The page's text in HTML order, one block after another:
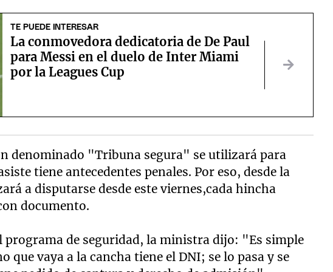
TE PUEDE INTERESAR
La conmovedora dedicatoria de De Paul
para Messi en el duelo de Inter Miami
por la Leagues Cup
denominado "Tribuna segura" se utilizará para
tiene antecedentes penales. Por eso, desde la
a disputarse desde este viernes,cada hincha
documento.
programa de seguridad, la ministra dijo: "Es simple
que vaya a la cancha tiene el DNI; se lo pasa y se